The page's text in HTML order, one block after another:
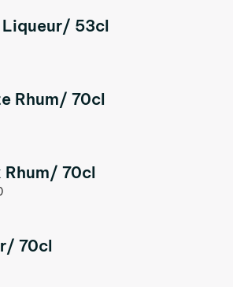
Liqueur/ 53cl
Rhum/ 70cl
Rhum/ 70cl
70cl